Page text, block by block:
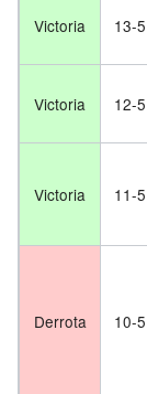
Victoria 13-5
Victoria 12-5
Victoria 11-5
Derrota 10-5